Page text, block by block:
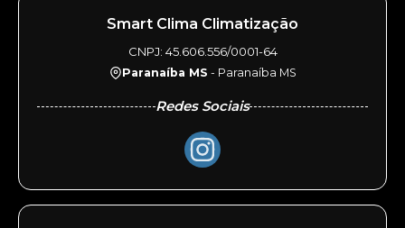
Smart Clima Climatização
CNPJ: 45.606.556/0001-64
Paranaíba MS - Paranaíba MS
Redes Sociais